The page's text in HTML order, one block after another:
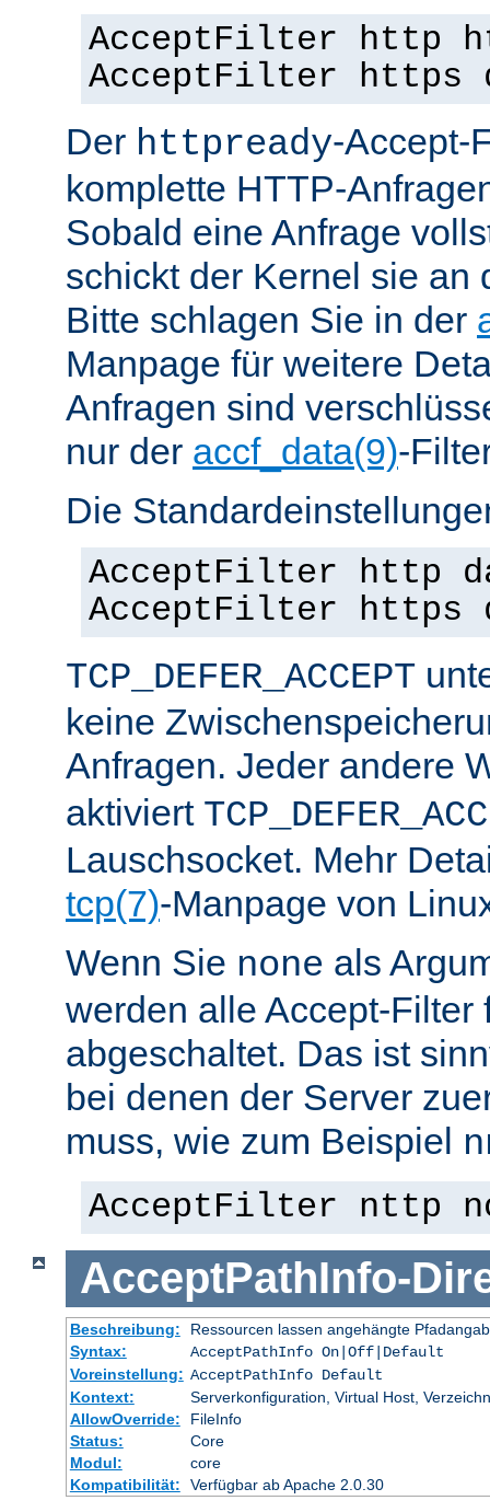
AcceptFilter http
AcceptFilter https
Der httpready-Accept-
komplette HTTP-
Sobald eine Anfrage
schickt der Kernel sie an
Bitte schlagen Sie in der
Manpage für weitere
Anfragen sind
nur der accf_data(9)-
Die
AcceptFilter http
AcceptFilter https
TCP_DEFER_ACCEPT
keine
Anfragen. Jeder andere
aktiviert
Lauschsocket. Mehr
tcp(7)-Manpage von
Wenn Sie none als
werden alle Accept-Filter
abgeschaltet. Das ist
bei denen der Server
muss, wie zum Beispiel
AcceptFilter nttp
AcceptPathInfo-
Beschreibung:
Ressourcen lassen angehängte
Syntax:
AcceptPathInfo On|Off|Default
Voreinstellung: AcceptPathInfo Default
Kontext:
Serverkonfiguration, Virtual Host,
AllowOverride:
FileInfo
Status:
Core
Modul:
core
Kompatibilität:
Verfügbar ab Apache 2.0.30